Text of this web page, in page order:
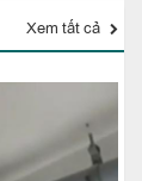
Xem tất cả